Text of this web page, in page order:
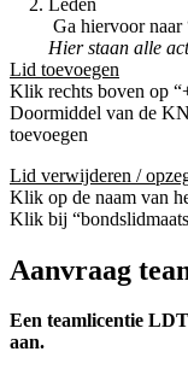
Ga hiervoor naar
Hier staan alle
Lid toevoegen
Klik rechts boven op
Doormiddel van de
toevoegen
Lid verwijderen /
Klik op de naam van
Klik bij
Aanvraag
Een teamlicentie
aan.